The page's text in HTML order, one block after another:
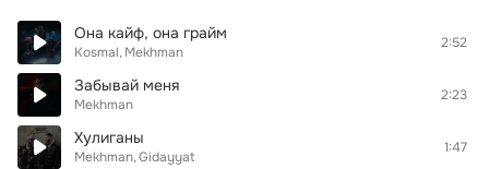
Она кайф, она грайм
Kosmal Mekhman
2:52
Забывай меня
Mekhman
2:23
Хулиганы
Mekhman Gidayyat
1:47